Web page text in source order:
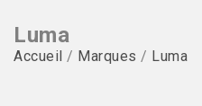
Luma
Accueil / Marques / Luma